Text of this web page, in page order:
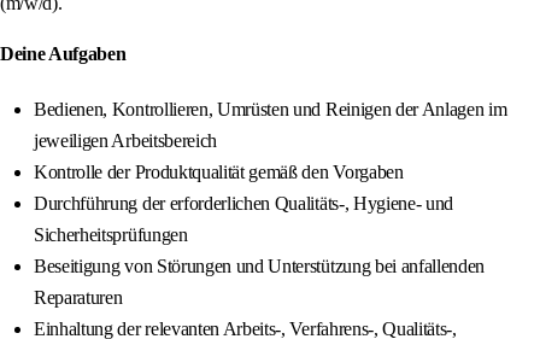
Deine Aufgaben
Bedienen, Kontrollieren, Umrüsten und Reinigen der Anlagen im
jeweiligen Arbeitsbereich
Kontrolle der Produktqualität gemäß den Vorgaben
Durchführung der erforderlichen Qualitäts-, Hygiene- und
Sicherheitsprüfungen
Beseitigung von Störungen und Unterstützung bei anfallenden
Reparaturen
Einhaltung der relevanten Arbeits-, Verfahrens-, Qualitäts-,